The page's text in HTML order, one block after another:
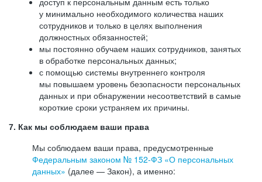
у минимально необходимого количества наших
сотрудников и только в целях выполнения
должностных обязанностей;
мы постоянно обучаем наших сотрудников, занятых
в обработке персональных данных;
с помощью системы внутреннего контроля
мы повышаем уровень безопасности персональных
данных и при обнаружении несоответствий в самые
короткие сроки устраняем их причины.
7. Как мы соблюдаем ваши права
Мы соблюдаем ваши права, предусмотренные
Федеральным законом № 152-ФЗ «О персональных
данных» (далее — Закон), а именно: